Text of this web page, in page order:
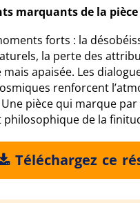
marquants de la pièce
forts : la
la perte des
apaisée. Les
renforcent
pièce qui marque
philosophique de la
Téléchargez ce